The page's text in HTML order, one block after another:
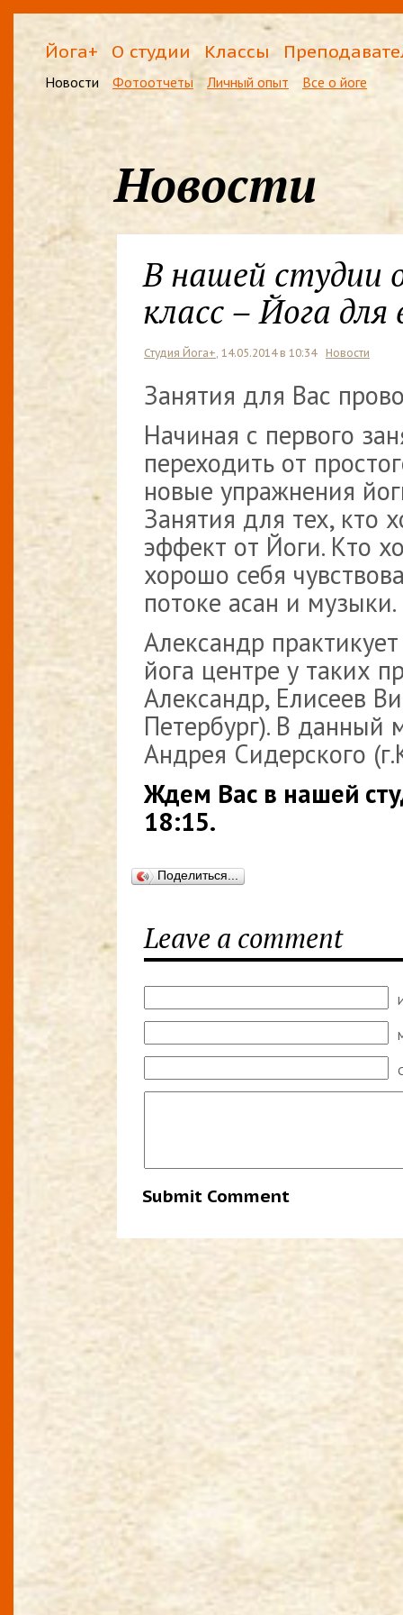
Йога+ О студии Классы
Новости Фотоотчеты Личный опыт Все о йоге
Новости
В нашей студии
класс – Йога для
Студия Йога+ , 14.05.2014 в 10:34 Новости
Занятия для Вас
Начиная с первого
переходить от
новые упражнения
Занятия для тех, кто
эффект от Йоги. Кто
хорошо себя
потоке асан и музыки.
Александр
йога центре у таких
Александр, Елисеев
Петербург). В данный
Андрея Сидерского
Ждем Вас в нашей
18:15.
Поделиться...
Leave a comment